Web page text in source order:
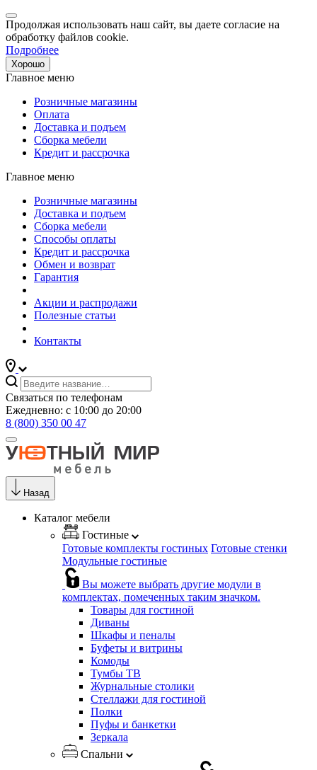
Продолжая использовать наш сайт, вы даете согласие на
обработку файлов cookie.
Подробнее
Хорошо
Главное меню
Розничные магазины
Оплата
Доставка и подъем
Сборка мебели
Кредит и рассрочка
Главное меню
Розничные магазины
Доставка и подъем
Сборка мебели
Способы оплаты
Кредит и рассрочка
Обмен и возврат
Гарантия
Акции и распродажи
Полезные статьи
Контакты
Связаться по телефонам
Ежедневно: с 10:00 до 20:00
8 (800) 350 00 47
Назад
Каталог мебели
Гостиные
Готовые комплекты гостиных Готовые стенки
Модульные гостиные
Вы можете выбрать другие модули в
комплектах, помеченных таким значком.
Товары для гостиной
Диваны
Шкафы и пеналы
Буфеты и витрины
Комоды
Тумбы ТВ
Журнальные столики
Стеллажи для гостиной
Полки
Пуфы и банкетки
Зеркала
Спальни